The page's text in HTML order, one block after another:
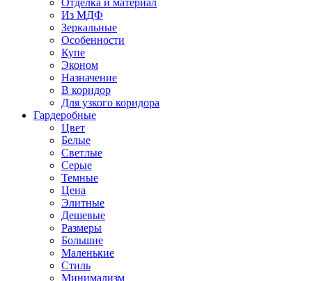
Отделка и материал
Из МДФ
Зеркальные
Особенности
Купе
Эконом
Назначение
В коридор
Для узкого коридора
Гардеробные
Цвет
Белые
Светлые
Серые
Темные
Цена
Элитные
Дешевые
Размеры
Большие
Маленькие
Стиль
Минимализм